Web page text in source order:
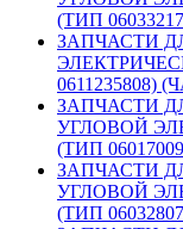
(ТИП
ЗАПЧАСТИ
0611235808)
ЗАПЧАСТИ
УГЛОВОЙ
(ТИП
ЗАПЧАСТИ
УГЛОВОЙ
(ТИП